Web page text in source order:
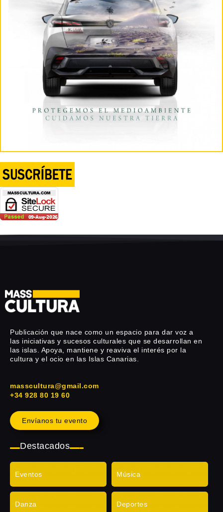
Publicación que nace como un espacio para dar voz a
las iniciativas y sucesos culturales que se desarrollan en
las islas. Apoya, mantiene y reaviva el interés por la
cultura y el ocio en las Islas Canarias.
masscultura@gmail.com
+34 928 80 19 60
Envíanos tu evento
Destacados
Eventos Música
Danza Deportes